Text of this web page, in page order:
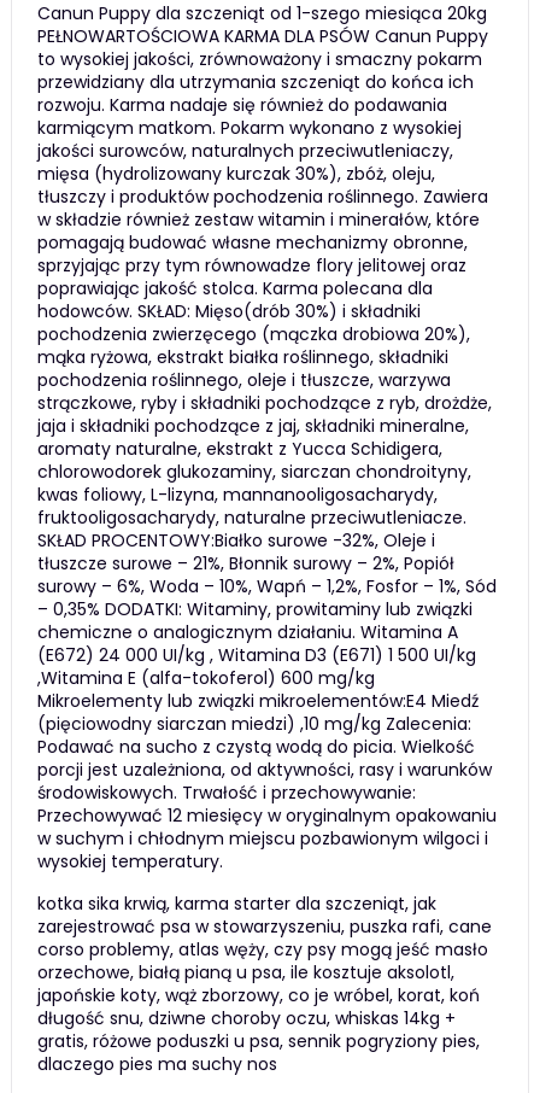
Canun Puppy dla szczeniąt od 1-szego miesiąca 20kg
PEŁNOWARTOŚCIOWA KARMA DLA PSÓW Canun Puppy
to wysokiej jakości, zrównoważony i smaczny pokarm
przewidziany dla utrzymania szczeniąt do końca ich
rozwoju. Karma nadaje się również do podawania
karmiącym matkom. Pokarm wykonano z wysokiej
jakości surowców, naturalnych przeciwutleniaczy,
mięsa (hydrolizowany kurczak 30%), zbóż, oleju,
tłuszczy i produktów pochodzenia roślinnego. Zawiera
w składzie również zestaw witamin i minerałów, które
pomagają budować własne mechanizmy obronne,
sprzyjając przy tym równowadze flory jelitowej oraz
poprawiając jakość stolca. Karma polecana dla
hodowców. SKŁAD: Mięso(drób 30%) i składniki
pochodzenia zwierzęcego (mączka drobiowa 20%),
mąka ryżowa, ekstrakt białka roślinnego, składniki
pochodzenia roślinnego, oleje i tłuszcze, warzywa
strączkowe, ryby i składniki pochodzące z ryb, drożdże,
jaja i składniki pochodzące z jaj, składniki mineralne,
aromaty naturalne, ekstrakt z Yucca Schidigera,
chlorowodorek glukozaminy, siarczan chondroityny,
kwas foliowy, L-lizyna, mannanooligosacharydy,
fruktooligosacharydy, naturalne przeciwutleniacze.
SKŁAD PROCENTOWY:Białko surowe -32%, Oleje i
tłuszcze surowe – 21%, Błonnik surowy – 2%, Popiół
surowy – 6%, Woda – 10%, Wapń – 1,2%, Fosfor – 1%, Sód
– 0,35% DODATKI: Witaminy, prowitaminy lub związki
chemiczne o analogicznym działaniu. Witamina A
(E672) 24 000 UI/kg , Witamina D3 (E671) 1 500 UI/kg
,Witamina E (alfa-tokoferol) 600 mg/kg
Mikroelementy lub związki mikroelementów:E4 Miedź
(pięciowodny siarczan miedzi) ,10 mg/kg Zalecenia:
Podawać na sucho z czystą wodą do picia. Wielkość
porcji jest uzależniona, od aktywności, rasy i warunków
środowiskowych. Trwałość i przechowywanie:
Przechowywać 12 miesięcy w oryginalnym opakowaniu
w suchym i chłodnym miejscu pozbawionym wilgoci i
wysokiej temperatury.
kotka sika krwią, karma starter dla szczeniąt, jak
zarejestrować psa w stowarzyszeniu, puszka rafi, cane
corso problemy, atlas węży, czy psy mogą jeść masło
orzechowe, białą pianą u psa, ile kosztuje aksolotl,
japońskie koty, wąż zborzowy, co je wróbel, korat, koń
długość snu, dziwne choroby oczu, whiskas 14kg +
gratis, różowe poduszki u psa, sennik pogryziony pies,
dlaczego pies ma suchy nos